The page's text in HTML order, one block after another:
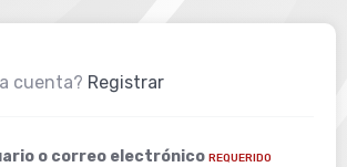
cuenta? Registrar
o correo electrónico REQUERIDO